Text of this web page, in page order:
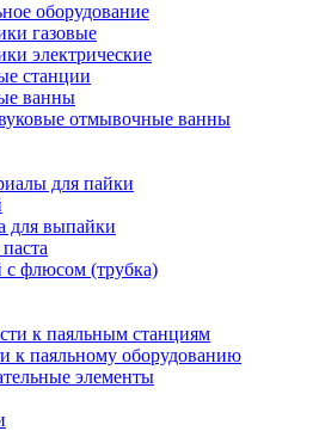
оборудование
газовые
электрические
станции
ванны
отмывочные ванны
для пайки
для выпайки
флюсом (трубка)
к паяльным станциям
к паяльному оборудованию
элементы